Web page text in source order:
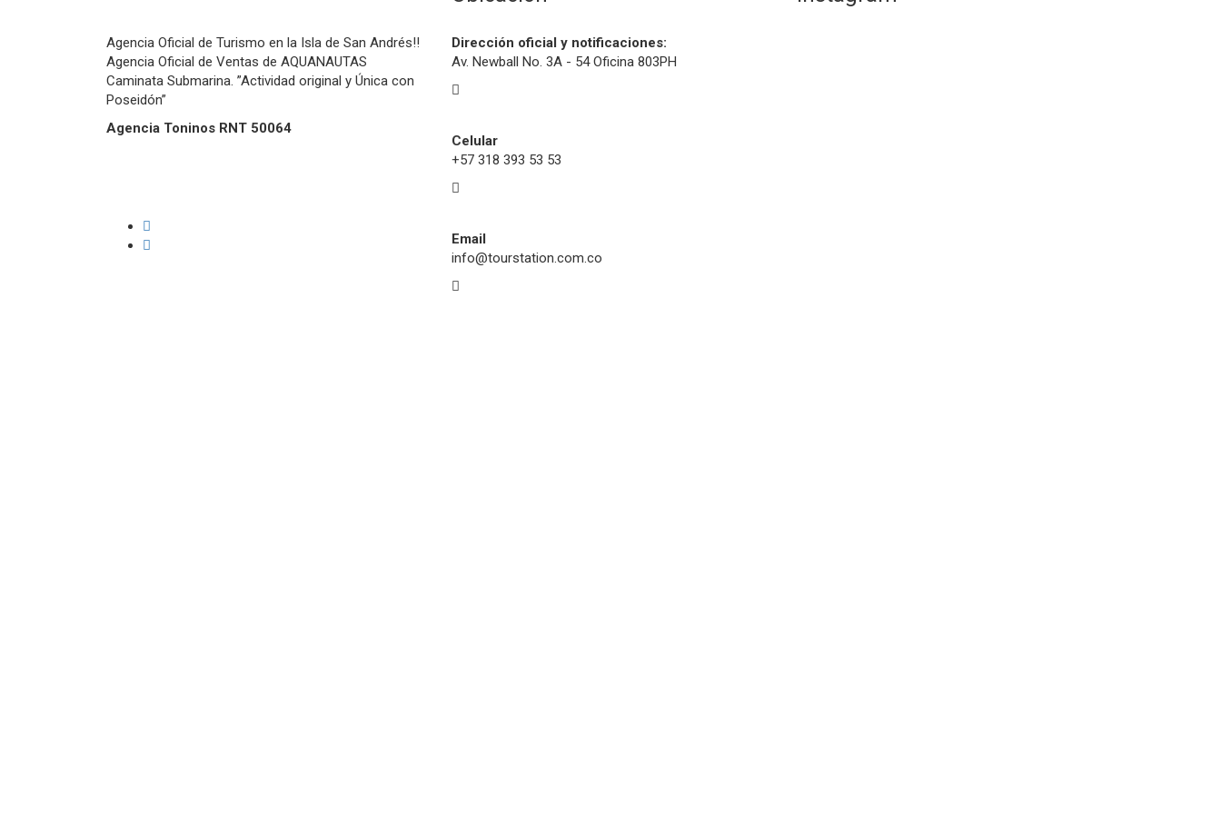
Agencia Oficial de Turismo en la Isla de San Andrés!!
Agencia Oficial de Ventas de AQUANAUTAS
Caminata Submarina. ”Actividad original y Única con
Poseidón”
Agencia Toninos RNT 50064
Dirección oficial y notificaciones:
Av. Newball No. 3A - 54 Oficina 803PH
Celular
+57 318 393 53 53
Email
info@tourstation.com.co